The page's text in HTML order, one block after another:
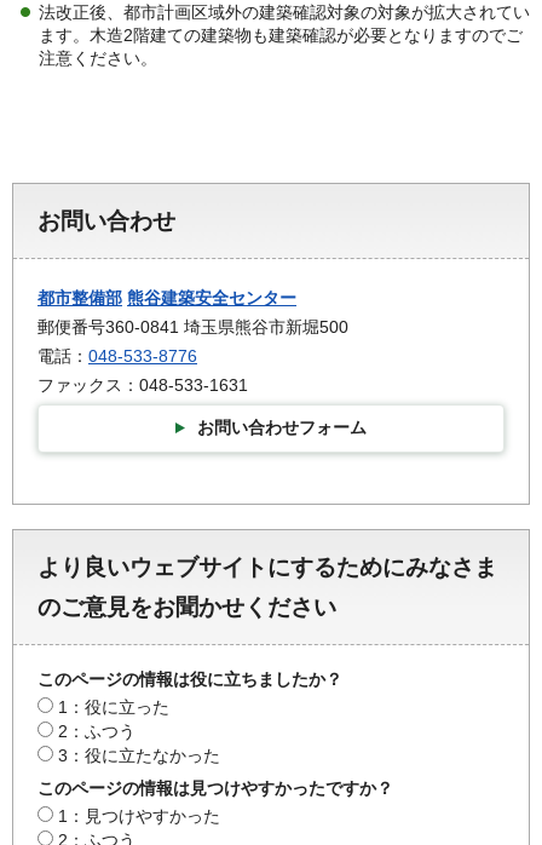
法改正後、都市計画区域外の建築確認対象の対象が拡大されてい
ます。木造2階建ての建築物も建築確認が必要となりますのでご
注意ください。
お問い合わせ
都市整備部 熊谷建築安全センター
郵便番号360-0841 埼玉県熊谷市新堀500
電話： 048-533-8776
ファックス：048-533-1631
お問い合わせフォーム
より良いウェブサイトにするためにみなさま
のご意見をお聞かせください
このページの情報は役に立ちましたか？
1：役に立った
2：ふつう
3：役に立たなかった
このページの情報は見つけやすかったですか？
1：見つけやすかった
2：ふつう